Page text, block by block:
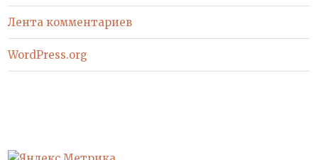
Лента комментариев
WordPress.org